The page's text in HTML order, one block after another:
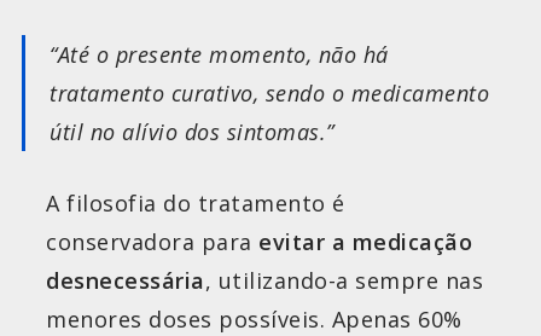
“Até o presente momento, não há
tratamento curativo, sendo o medicamento
útil no alívio dos sintomas.”
A filosofia do tratamento é
conservadora para evitar a medicação
desnecessária, utilizando-a sempre nas
menores doses possíveis. Apenas 60%